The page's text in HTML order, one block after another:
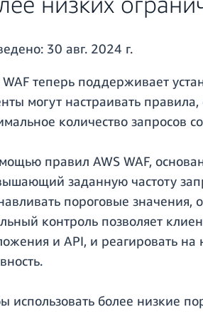
30 авг. 2024 г.
WAF теперь поддерживает
могут настраивать
количество запросов
правил AWS WAF,
заданную частоту
пороговые
контроль позволяет
и API, и реагировать
использовать более низкие